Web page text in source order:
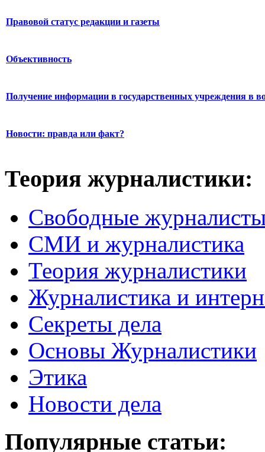
Правовой статус редакции и газеты
Объективность
Получение информации в государственных учреждения в
Новости: правда или факт?
Теория журналистики:
Свободные
СМИ и журналистика
Теория журналистики
Журналистика и
Секреты дела
Основы Журналистики
Этика
Новости дела
Популярные статьи: